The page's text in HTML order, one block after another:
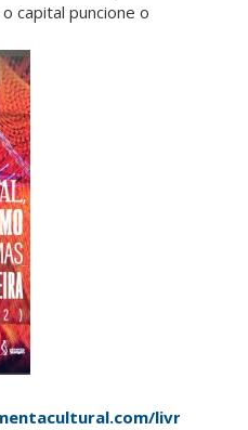
capital puncione o
livro/crise-